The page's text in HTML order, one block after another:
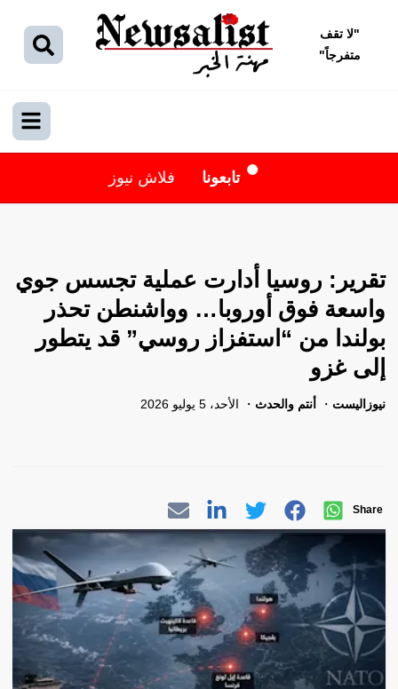
"لا تقف
متفرجاً"
تابعونا فلاش نيوز
تقرير: روسيا أدارت عملية تجسس جوي
واسعة فوق أوروبا… وواشنطن تحذر
بولندا من “استفزاز روسي” قد يتطور
إلى غزو
نيوزاليست أنتم والحدث الأحد، 5 يوليو 2026
Share